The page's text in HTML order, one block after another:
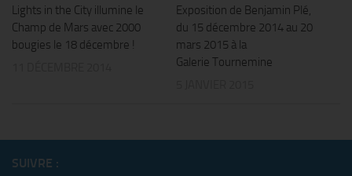
Lights in the City illumine le
Champ de Mars avec 2000
bougies le 18 décembre !
Exposition de Benjamin Plé,
du 15 décembre 2014 au 20
mars 2015 à la
Galerie Tournemine
SUIVRE :